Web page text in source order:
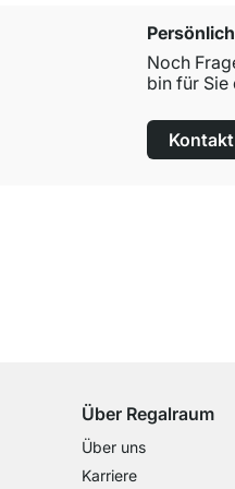
Noch
bin für Sie
Kontakt
Über Regalraum
Über uns
Karriere